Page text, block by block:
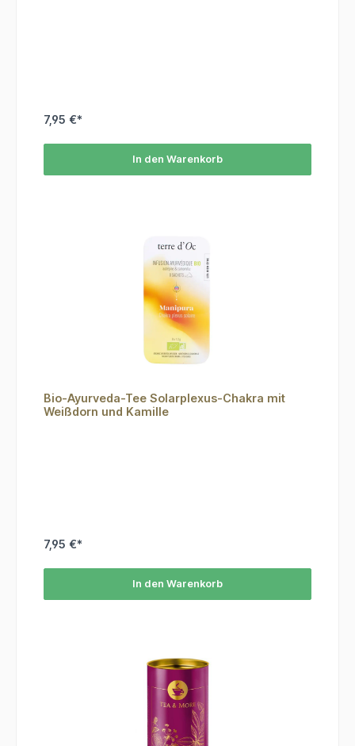
7,95 €*
In den Warenkorb
Bio-Ayurveda-Tee Solarplexus-Chakra mit
Weißdorn und Kamille
7,95 €*
In den Warenkorb